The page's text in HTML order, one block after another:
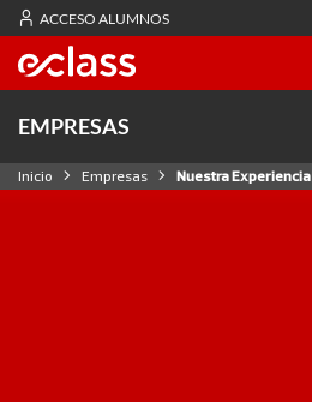
ACCESO ALUMNOS
EMPRESAS
Inicio Empresas Nuestra Experiencia